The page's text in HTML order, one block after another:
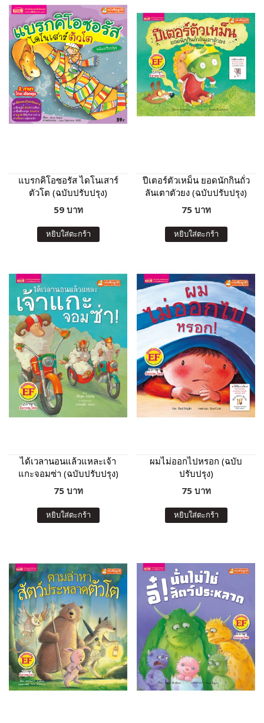
แบรกคิโอซอรัส ไดโนเสาร์
ตัวโต (ฉบับปรับปรุง)
59 บาท
หยิบใส่ตะกร้า
ปีเตอร์ตัวเหม็น ยอดนักกินถั่ว
ลันเตาตัวยง (ฉบับปรับปรุง)
75 บาท
หยิบใส่ตะกร้า
ได้เวลานอนแล้วแหละเจ้า
แกะจอมซ่า (ฉบับปรับปรุง)
75 บาท
หยิบใส่ตะกร้า
ผมไม่ออกไปหรอก (ฉบับ
ปรับปรุง)
75 บาท
หยิบใส่ตะกร้า